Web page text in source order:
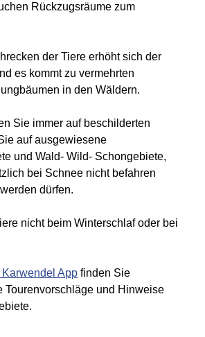
Rückzugsräume zum
der Tiere erhöht sich der
es kommt zu vermehrten
in den Wäldern.
Sie immer auf beschilderten
auf ausgewiesene
und Wald- Wild- Schongebiete,
bei Schnee nicht befahren
dürfen.
nicht beim Winterschlaf oder bei
App finden Sie
Tourenvorschläge und Hinweise